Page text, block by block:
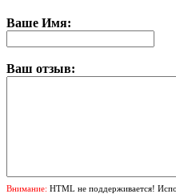
Ваше Имя:
Ваш отзыв:
Внимание: HTML не поддерживается!